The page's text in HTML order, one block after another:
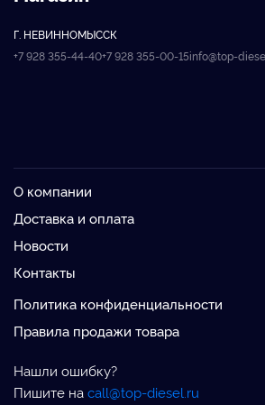
Г. НЕВИННОМЫССК
+7 928 355-44-40+7 928 355-00-15info@top-
О компании
Доставка и оплата
Новости
Контакты
Политика конфиденциальности
Правила продажи товара
Нашли ошибку?
Пишите наcall@top-diesel.ru